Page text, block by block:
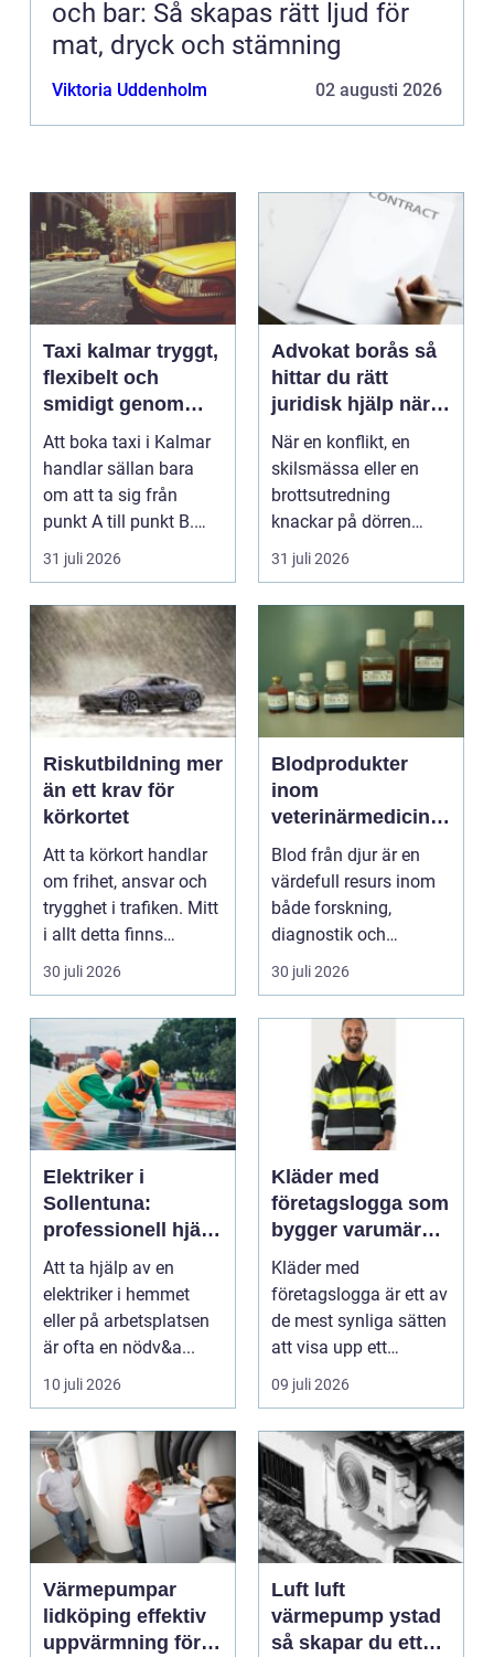
och bar: Så skapas rätt ljud för
mat, dryck och stämning
Viktoria Uddenholm 02 augusti 2026
Taxi kalmar tryggt,
flexibelt och
smidigt genom
hela resan
Att boka taxi i Kalmar
handlar sällan bara
om att ta sig från
punkt A till punkt B.
För många är res...
31 juli 2026
Advokat borås så
hittar du rätt
juridisk hjälp när
livet krånglar
När en konflikt, en
skilsmässa eller en
brottsutredning
knackar på dörren
förändras vardagen
snabbt....
31 juli 2026
Riskutbildning mer
än ett krav för
körkortet
Att ta körkort handlar
om frihet, ansvar och
trygghet i trafiken. Mitt
i allt detta finns
riskutbild...
30 juli 2026
Blodprodukter
inom
veterinärmedicin
funktion, kvalitet
och användning
Blod från djur är en
värdefull resurs inom
både forskning,
diagnostik och
veterinärmedicin. När
blod...
30 juli 2026
Elektriker i
Sollentuna:
professionell hjälp
när du behöver det
Att ta hjälp av en
elektriker i hemmet
eller på arbetsplatsen
är ofta en nödv&a...
10 juli 2026
Kläder med
företagslogga som
bygger varumärke
i vardagen
Kläder med
företagslogga är ett av
de mest synliga sätten
att visa upp ett
varum...
09 juli 2026
Värmepumpar
lidköping effektiv
uppvärmning för
Luft luft
värmepump ystad
så skapar du ett